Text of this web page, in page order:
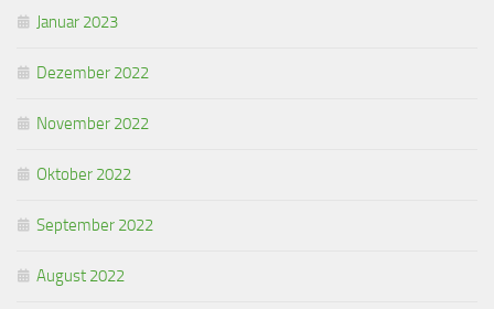
Januar 2023
Dezember 2022
November 2022
Oktober 2022
September 2022
August 2022